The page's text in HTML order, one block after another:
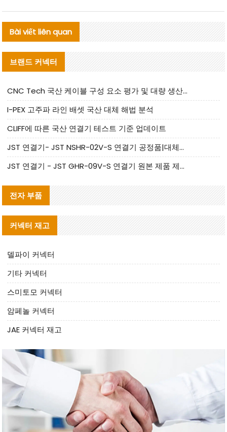
Bài viết liên quan
브랜드 커넥터
CNC Tech 국산 케이블 구성 요소 평가 및 대량 생산 적합성 가이드
I-PEX 고주파 라인 배셋 국산 대체 해법 분석
CLIFF에 따른 국산 연결기 테스트 기준 업데이트
JST 연결기- JST NSHR-02V-S 연결기 공정품|대체품 제공
JST 연결기 - JST GHR-09V-S 연결기 원본 제품 제공 | 대체품 제공
전자 부품
커넥터 재고
델파이 커넥터
기타 커넥터
스미토모 커넥터
암페놀 커넥터
JAE 커넥터 재고